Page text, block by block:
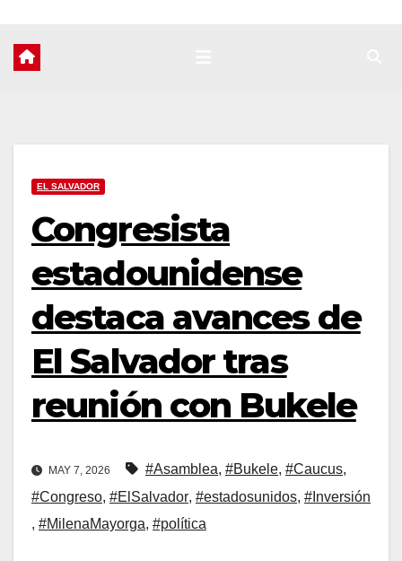
EL SALVADOR
Congresista
estadounidense
destaca avances de
El Salvador tras
reunión con Bukele
MAY 7, 2026 #Asamblea, #Bukele, #Caucus,
#Congreso, #ElSalvador, #estadosunidos, #Inversión
, #MilenaMayorga, #política